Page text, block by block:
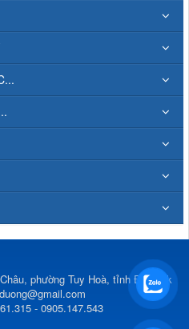
phường Tuy Hoà, tỉnh Đắk Lắk
- 0905.147.543